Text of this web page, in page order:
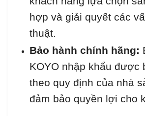
hợp và giải quyết các
thuật.
Bảo hành chính hãng:
KOYO nhập khẩu được
theo quy định của nhà
đảm bảo quyền lợi cho